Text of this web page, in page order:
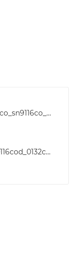
sn0132co_sn0148co_sn9108co_sn9116co_sn0108cod_sn0116cod_sn0132cod_sn0148cod_um_w_2020_06_22
_0132co_0148co_0108cod_0116cod_0132cod_0148cod_serial_over_the_net_ds_en